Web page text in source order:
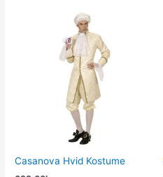
Casanova Hvid Kostume